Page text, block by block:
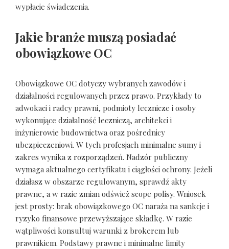
wypłacie świadczenia.
Jakie branże muszą posiadać
obowiązkowe OC
Obowiązkowe OC dotyczy wybranych zawodów i
działalności regulowanych przez prawo. Przykłady to
adwokaci i radcy prawni, podmioty lecznicze i osoby
wykonujące działalność leczniczą, architekci i
inżynierowie budownictwa oraz pośrednicy
ubezpieczeniowi. W tych profesjach minimalne sumy i
zakres wynika z rozporządzeń. Nadzór publiczny
wymaga aktualnego certyfikatu i ciągłości ochrony. Jeżeli
działasz w obszarze regulowanym, sprawdź akty
prawne, a w razie zmian odśwież scope polisy. Wniosek
jest prosty: brak obowiązkowego OC naraża na sankcje i
ryzyko finansowe przewyższające składkę. W razie
wątpliwości konsultuj warunki z brokerem lub
prawnikiem. Podstawy prawne i minimalne limity